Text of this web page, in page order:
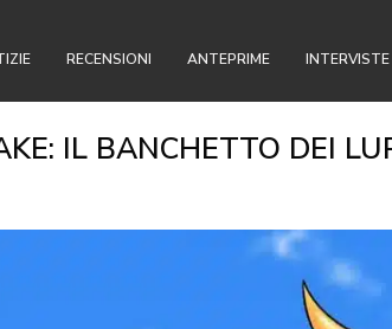
RECENSIONI ANTEPRIME INTERVISTE
IL BANCHETTO DEI